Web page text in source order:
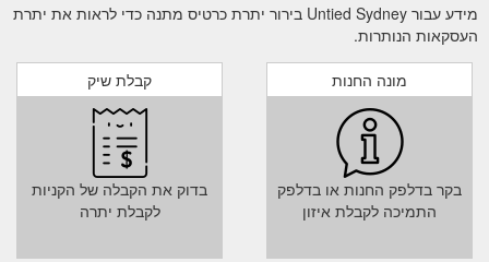
מידע עבור Untied Sydney בירור יתרת כרטיס מתנה כדי לראות את יתרת
העסקאות הנותרות.
קבלת שיק
בדוק את הקבלה של הקניות
לקבלת יתרה
מונה החנות
בקר בדלפק החנות או בדלפק
התמיכה לקבלת איזון